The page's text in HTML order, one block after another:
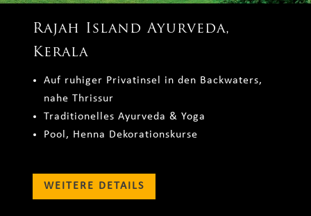
Rajah Island Ayurveda,
Kerala
Auf ruhiger Privatinsel in den Backwaters,
nahe Thrissur
Traditionelles Ayurveda & Yoga
Pool, Henna Dekorationskurse
WEITERE DETAILS